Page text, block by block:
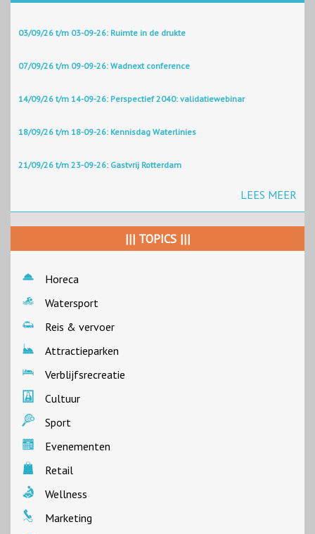
03/09/26 t/m 03-09-26: Ruimte in de drukte
07/09/26 t/m 09-09-26: Wadnext conference
14/09/26 t/m 14-09-26: Perspectief 2040: validatiewebinar
18/09/26 t/m 18-09-26: Kennisdag Waterlinies
21/09/26 t/m 23-09-26: Gastvrij Rotterdam
LEES MEER
||| TOPICS |||
Horeca
Watersport
Reis & vervoer
Attractieparken
Verblijfsrecreatie
Cultuur
Sport
Evenementen
Retail
Wellness
Marketing